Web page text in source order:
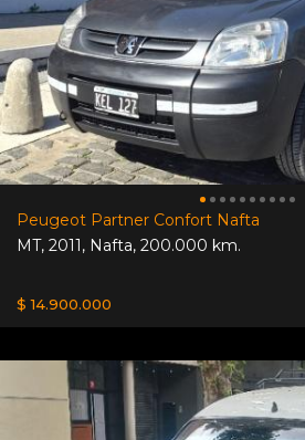
Peugeot Partner Confort Nafta
MT, 2011, Nafta, 200.000 km.
$ 14.900.000